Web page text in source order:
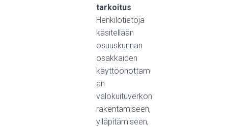
tarkoitus
Henkilötietoja
käsitellään
osuuskunnan
osakkaiden
käyttöönottam
an
valokuituverkon
rakentamiseen,
ylläpitämiseen,